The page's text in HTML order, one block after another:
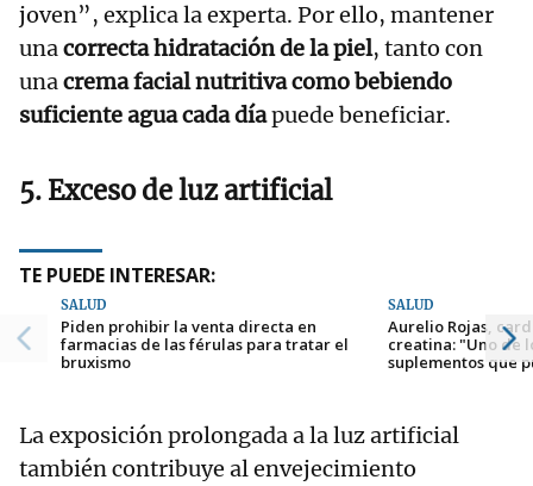
joven”, explica la experta. Por ello, mantener
unacorrecta hidratación de la piel, tanto con
unacrema facial nutritiva como bebiendo
suficiente agua cada díapuede beneficiar.
5. Exceso de luz artificial
TE PUEDE INTERESAR:
SALUD
Piden prohibir la venta directa en
farmacias de las férulas para tratar el
bruxismo
SALUD
Aurelio Rojas,
creatina: "Uno de
suplementos que
La exposición prolongada a la luz artificial
también contribuye al envejecimiento